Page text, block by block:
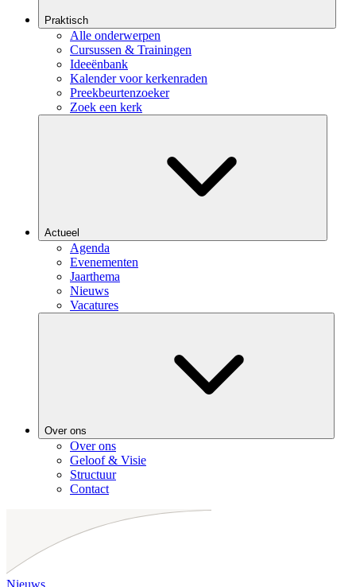
Praktisch
Alle onderwerpen
Cursussen & Trainingen
Ideeënbank
Kalender voor kerkenraden
Preekbeurtenzoeker
Zoek een kerk
Actueel
Agenda
Evenementen
Jaarthema
Nieuws
Vacatures
Over ons
Over ons
Geloof & Visie
Structuur
Contact
Nieuws